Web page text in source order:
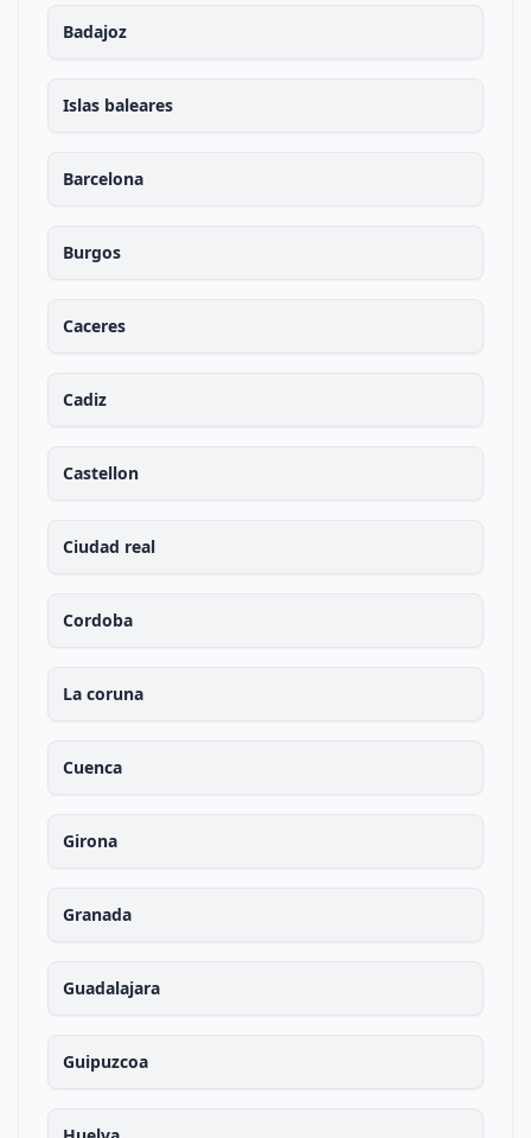
Badajoz
Islas baleares
Barcelona
Burgos
Caceres
Cadiz
Castellon
Ciudad real
Cordoba
La coruna
Cuenca
Girona
Granada
Guadalajara
Guipuzcoa